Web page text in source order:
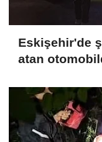
Eskişehir'de
atan